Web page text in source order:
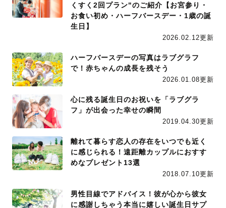
くすく2回プラン"のご紹介【お宮参り・
お食い初め・ハーフバースデー・1歳の誕
生日】
2026.02.12更新
ハーフバースデーの写真はラブグラフ
で！赤ちゃんの成長を残そう
2026.01.08更新
心に残る誕生日のお祝いを「ラブグラ
フ」が出会った幸せの瞬間
2019.04.30更新
離れて暮らす恋人の存在をいつでも近く
に感じられる！遠距離カップルにおすす
めなプレゼント13選
2018.07.10更新
男性目線でアドバイス！彼が心から彼女
に感謝しちゃう本当に嬉しい誕生日サプ